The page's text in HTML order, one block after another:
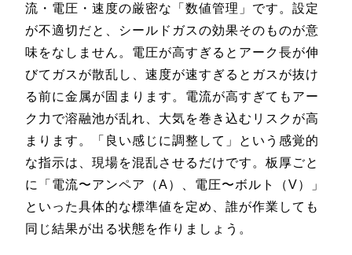
流・電圧・速度の厳密な「数値管理」です。設定
が不適切だと、シールドガスの効果そのものが意
味をなしません。電圧が高すぎるとアーク長が伸
びてガスが散乱し、速度が速すぎるとガスが抜け
る前に金属が固まります。電流が高すぎてもアー
ク力で溶融池が乱れ、大気を巻き込むリスクが高
まります。「良い感じに調整して」という感覚的
な指示は、現場を混乱させるだけです。板厚ごと
に「電流〜アンペア（A）、電圧〜ボルト（V）」
といった具体的な標準値を定め、誰が作業しても
同じ結果が出る状態を作りましょう。